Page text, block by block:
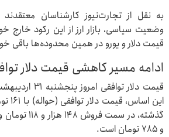
به نقل از تجارت‌نیوز کارشناسان
وضعیت سیاسی، بازار ارز از این رکود خارج
قیمت دلار و یورو در همین محدوده‌ها باقی
ادامه مسیر کاهشی قیمت دلار
این
و ۷۸۵ تومان است.